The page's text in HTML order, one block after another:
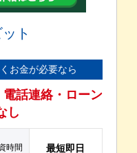
ト
お金が必要なら
話連絡・ローン
し
時間 最短即日